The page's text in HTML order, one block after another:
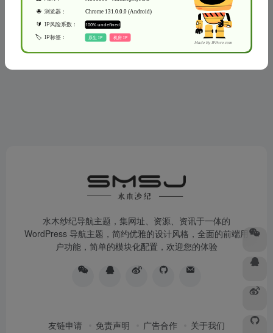
水木纱纪导航主题，集网址、资源、资讯于一体的
WordPress 导航主题，简约优雅的设计风格，全面的前端用
户功能，简单的模块化配置，欢迎您的体验
友链申请 免责声明 广告合作 关于我们